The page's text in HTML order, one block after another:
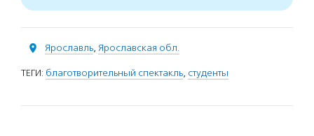
Ярославль, Ярославская обл.
ТЕГИ: благотворительный спектакль, студенты